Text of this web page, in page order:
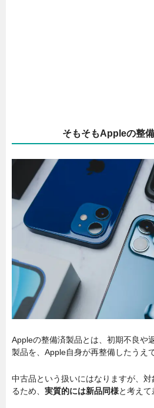
そもそもAppleの整
Appleの整備済製品とは、初期不良や
製品を、Apple自身が再整備したうえ
中古品という扱いにはなりますが、
るため、 実質的には新品同様と考えて